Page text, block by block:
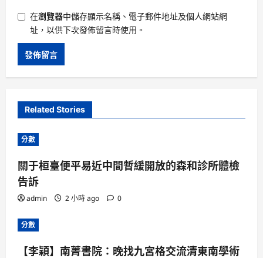
在瀏覽器中儲存顯示名稱、電子郵件地址及個人網站網
址，以供下次發佈留言時使用。
Related Stories
分數
關于桓臺便平易近中間暫緩開放的森和診所體檢
告訴
admin 2 小時 ago 0
分數
【李穎】南菁書院：晚找九宮格交流清東南學術